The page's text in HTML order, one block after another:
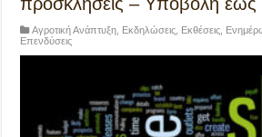
Αγροτική Ανάπτυξη Εκδηλώσεις Εκθέσεις
Επενδύσεις